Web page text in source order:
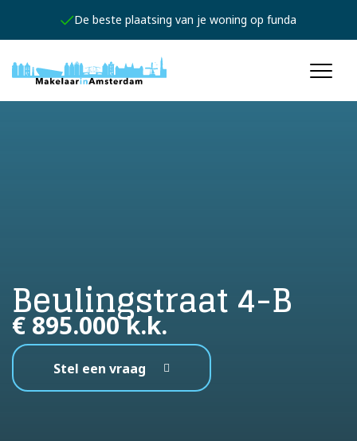
Jouw persoonlijke expert
Beulingstraat 4-B
€ 895.000 k.k.
Stel een vraag